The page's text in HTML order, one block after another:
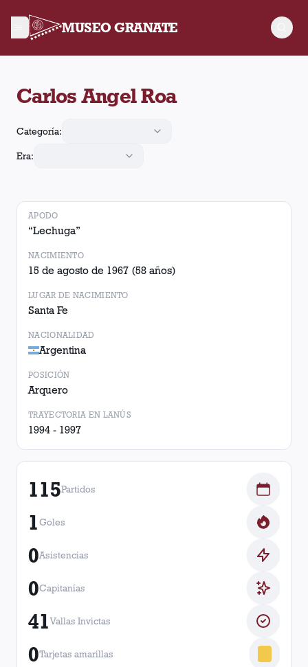
MUSEO GRANATE
Carlos Angel Roa
Categoría:
Era:
APODO
“Lechuga”
NACIMIENTO
15 de agosto de 1967 (58 años)
LUGAR DE NACIMIENTO
Santa Fe
NACIONALIDAD
Argentina
POSICIÓN
Arquero
TRAYECTORIA EN LANÚS
1994 - 1997
115Partidos
1Goles
0Asistencias
0Capitanías
41Vallas Invictas
0Tarjetas amarillas